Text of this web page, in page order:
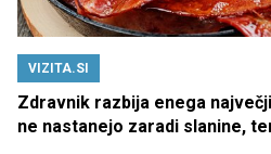
VIZITA.SI
Zdravnik razbija enega
ne nastanejo zaradi slanine,